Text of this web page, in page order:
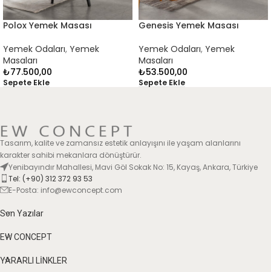
Polox Yemek Masası
Yemek Odaları, Yemek
Masaları
₺77.500,00
Sepete Ekle
Genesis Yemek Masası
Yemek Odaları, Yemek
Masaları
₺53.500,00
Sepete Ekle
Tasarım, kalite ve zamansız estetik anlayışını ile yaşam alanlarını
karakter sahibi mekanlara dönüştürür.
Yenibayındır Mahallesi, Mavi Göl Sokak No: 15, Kayaş, Ankara, Türkiye
Tel: (+90) 312 372 93 53
E-Posta: info@ewconcept.com
Son Yazılar
EW CONCEPT
YARARLI LİNKLER